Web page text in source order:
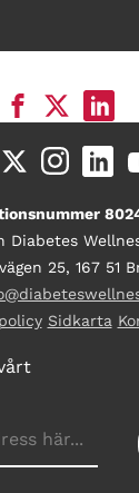
Diabetes
25, 167 51
Sidkarta